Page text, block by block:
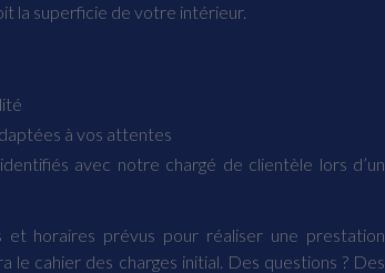
la superficie de votre intérieur.
à vos attentes
avec notre chargé de clientèle lors d’un
et horaires prévus pour réaliser une prestation
le cahier des charges initial. Des questions ? Des